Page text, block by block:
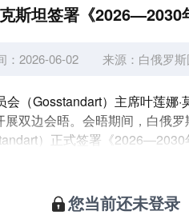
斯坦签署《2026—2030
：2026-06-02 来源： 白俄罗
（Gosstandart）主席叶莲娜
双边会晤。会晤期间，白俄
）正式签署《2026—2030
您当前还未登录